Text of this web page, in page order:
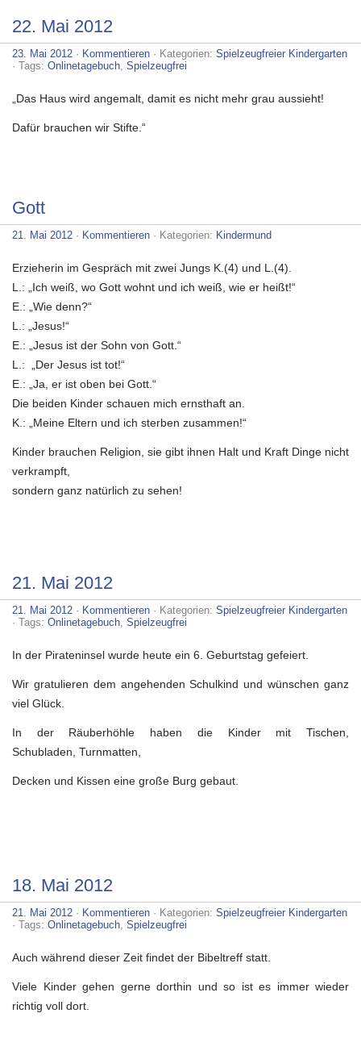
22. Mai 2012
23. Mai 2012 · Kommentieren · Kategorien: Spielzeugfreier Kindergarten
· Tags: Onlinetagebuch, Spielzeugfrei
„Das Haus wird angemalt, damit es nicht mehr grau aussieht!
Dafür brauchen wir Stifte.“
Gott
21. Mai 2012 · Kommentieren · Kategorien: Kindermund
Erzieherin im Gespräch mit zwei Jungs K.(4) und L.(4).
L.: „Ich weiß, wo Gott wohnt und ich weiß, wie er heißt!“
E.: „Wie denn?“
L.: „Jesus!“
E.: „Jesus ist der Sohn von Gott.“
L.: „Der Jesus ist tot!“
E.: „Ja, er ist oben bei Gott.“
Die beiden Kinder schauen mich ernsthaft an.
K.: „Meine Eltern und ich sterben zusammen!“
Kinder brauchen Religion, sie gibt ihnen Halt und Kraft Dinge nicht
verkrampft,
sondern ganz natürlich zu sehen!
21. Mai 2012
21. Mai 2012 · Kommentieren · Kategorien: Spielzeugfreier Kindergarten
· Tags: Onlinetagebuch, Spielzeugfrei
In der Pirateninsel wurde heute ein 6. Geburtstag gefeiert.
Wir gratulieren dem angehenden Schulkind und wünschen ganz
viel Glück.
In der Räuberhöhle haben die Kinder mit Tischen,
Schubladen, Turnmatten,
Decken und Kissen eine große Burg gebaut.
18. Mai 2012
21. Mai 2012 · Kommentieren · Kategorien: Spielzeugfreier Kindergarten
· Tags: Onlinetagebuch, Spielzeugfrei
Auch während dieser Zeit findet der Bibeltreff statt.
Viele Kinder gehen gerne dorthin und so ist es immer wieder
richtig voll dort.